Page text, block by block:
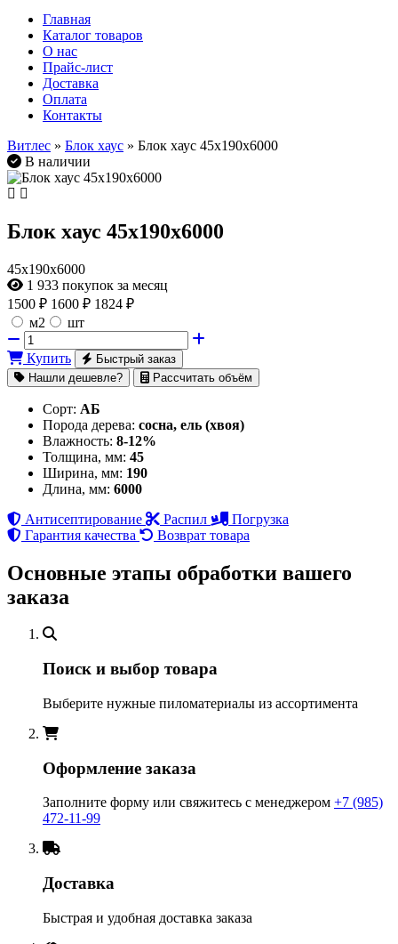
Главная
Каталог товаров
О нас
Прайс-лист
Доставка
Оплата
Контакты
Витлес » Блок хаус » Блок хаус 45х190х6000
В наличии
Блок хаус 45х190х6000
45х190х6000
1 933 покупок за месяц
1500 ₽ 1600 ₽ 1824 ₽
м2
шт
Купить
Быстрый заказ
Нашли дешевле?
Рассчитать объём
Сорт: АБ
Порода дерева: сосна, ель (хвоя)
Влажность: 8-12%
Толщина, мм: 45
Ширина, мм: 190
Длина, мм: 6000
Антисептирование
Распил
Погрузка
Гарантия качества
Возврат товара
Основные этапы обработки вашего
заказа
Поиск и выбор товара
Выберите нужные пиломатериалы из ассортимента
Оформление заказа
Заполните форму или свяжитесь с менеджером +7 (985)
472-11-99
Доставка
Быстрая и удобная доставка заказа